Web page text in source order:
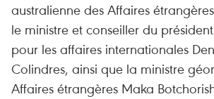
australienne des Affaires
le ministre et conseiller du
pour les affaires internationales
Colindres, ainsi que la ministre
Affaires étrangères Maka